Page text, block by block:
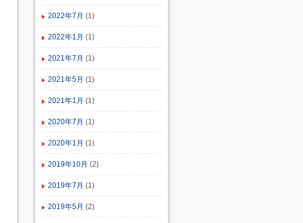
2022年7月 (1)
2022年1月 (1)
2021年7月 (1)
2021年5月 (1)
2021年1月 (1)
2020年7月 (1)
2020年1月 (1)
2019年10月 (2)
2019年7月 (1)
2019年5月 (2)